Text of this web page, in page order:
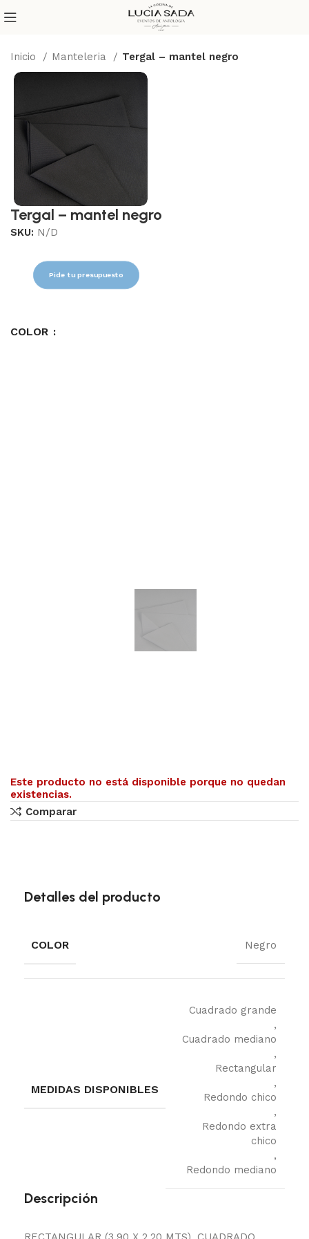
Inicio Manteleria Tergal – mantel negro
Tergal – mantel negro
SKU: N/D
Pide tu presupuesto
COLOR
Este producto no está disponible porque no quedan
existencias.
Comparar
Detalles del producto
COLOR Negro
MEDIDAS DISPONIBLES
Cuadrado grande
,
Cuadrado mediano
,
Rectangular
,
Redondo chico
,
Redondo extra
chico
,
Redondo mediano
Descripción